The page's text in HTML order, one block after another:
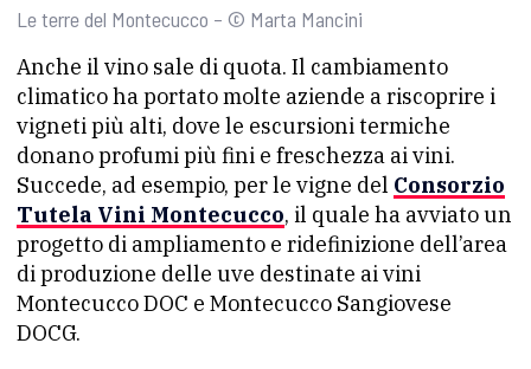
Le terre del Montecucco – © Marta Mancini
Anche il vino sale di quota. Il cambiamento
climatico ha portato molte aziende a riscoprire i
vigneti più alti, dove le escursioni termiche
donano profumi più fini e freschezza ai vini.
Succede, ad esempio, per le vigne del Consorzio
Tutela Vini Montecucco, il quale ha avviato un
progetto di ampliamento e ridefinizione dell’area
di produzione delle uve destinate ai vini
Montecucco DOC e Montecucco Sangiovese
DOCG.